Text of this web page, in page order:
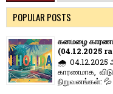
POPULAR POSTS
கனமழை
(04.12.2025
🌧️ 04.12.2025
காரணமாக,
நிறுவனங்கள்: 💦